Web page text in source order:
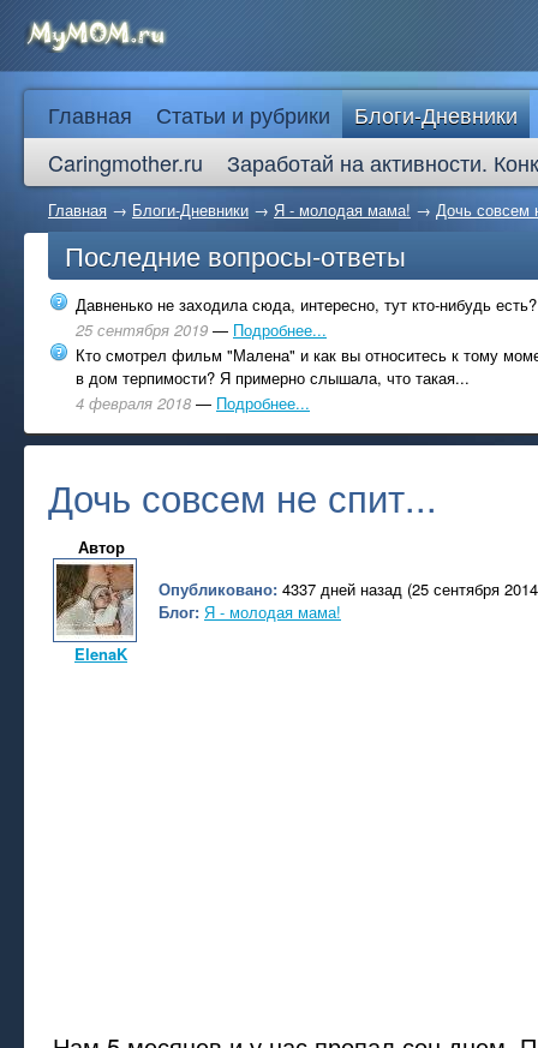
Главная Статьи и рубрики
Блоги-Дневники
Caringmother.ru
Заработай на активности.
Главная → Блоги-Дневники → Я - молодая мама! → Дочь совсем
Последние вопросы-ответы
Давненько не заходила сюда, интересно, тут кто-нибудь есть?
25 сентября 2019 — Подробнее...
Кто смотрел фильм "Малена" и как вы относитесь к тому
в дом терпимости? Я примерно слышала, что такая...
4 февраля 2018 — Подробнее...
Дочь совсем не спит...
Автор
ElenaK
Опубликовано: 4337 дней назад (25 сентября
Блог: Я - молодая мама!